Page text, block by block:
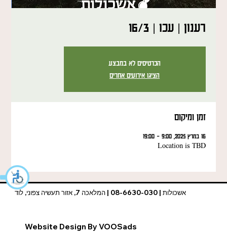
רענון | עכו | 16/3
הכרטיסים לא במבצע
הציגו אירועים אחרים
זמן ומיקום
16 במרץ 2025, 9:00 – 19:00
Location is TBD
אשכולות | 08-6630-030 | המלאכה 7, אזור תעשיה צפוני, לוד
Website Design By VOOSads